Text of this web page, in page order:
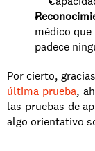
médico
padece
Por cierto,
última prueba,
las pruebas de
algo orientativo